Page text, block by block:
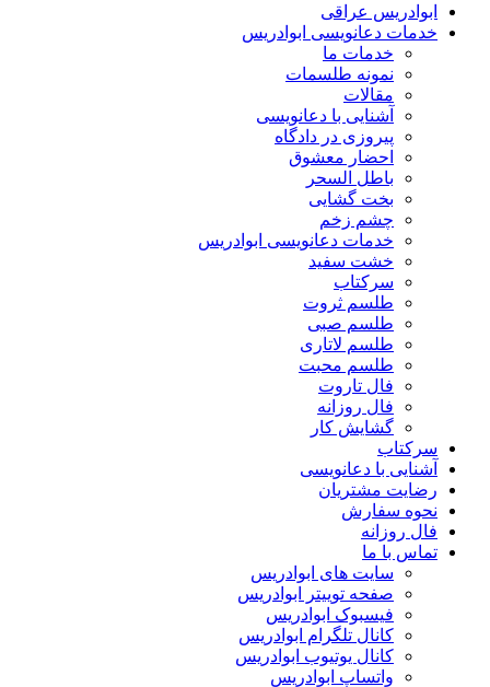
ابوادریس عراقی
خدمات دعانویسی ابوادریس
خدمات ما
نمونه طلسمات
مقالات
آشنایی با دعانویسی
پیروزی در دادگاه
احضار معشوق
باطل السحر
بخت گشایی
چشم زخم
خدمات دعانویسی ابوادریس
خشت سفید
سرکتاب
طلسم ثروت
طلسم صبی
طلسم لاتاری
طلسم محبت
فال تاروت
فال روزانه
گشایش کار
سرکتاب
آشنایی با دعانویسی
رضایت مشتریان
نحوه سفارش
فال روزانه
تماس با ما
سایت های ابوادریس
صفحه توییتر ابوادریس
فیسبوک ابوادریس
کانال تلگرام ابوادریس
کانال یوتیوب ابوادریس
واتساپ ابوادریس